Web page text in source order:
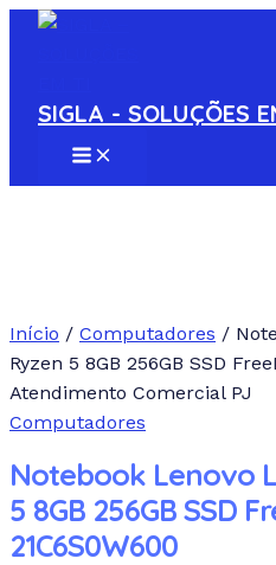
Ir
conteúdo
SIGLA - SOLUÇÕES
MAIN
Início / Computadores /
Ryzen 5 8GB 256GB SSD
Atendimento Comercial PJ
Computadores
Notebook Lenovo
5 8GB 256GB SSD
21C6S0W600